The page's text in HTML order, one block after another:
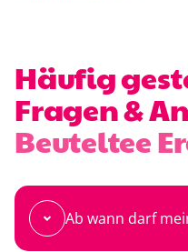
Häufig
Fragen &
Beuteltee
Ab wann darf